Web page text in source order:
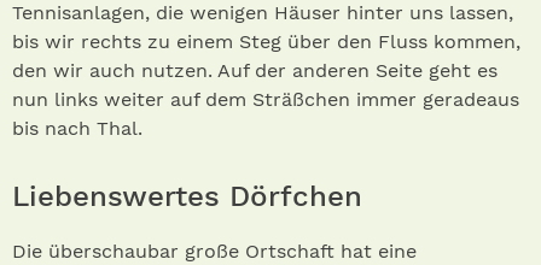
Tennisanlagen, die wenigen Häuser hinter uns lassen,
bis wir rechts zu einem Steg über den Fluss kommen,
den wir auch nutzen. Auf der anderen Seite geht es
nun links weiter auf dem Sträßchen immer geradeaus
bis nach Thal.
Liebenswertes Dörfchen
Die überschaubar große Ortschaft hat eine